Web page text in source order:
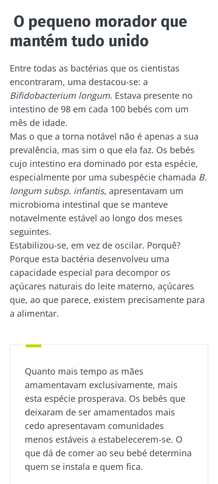
O pequeno morador que
mantém tudo unido
Entre todas as bactérias que os cientistas
encontraram, uma destacou-se: a
Bifidobacterium longum. Estava presente no
intestino de 98 em cada 100 bebés com um
mês de idade.
Mas o que a torna notável não é apenas a sua
prevalência, mas sim o que ela faz. Os bebés
cujo intestino era dominado por esta espécie,
especialmente por uma subespécie chamada B.
longum subsp. infantis, apresentavam um
microbioma intestinal que se manteve
notavelmente estável ao longo dos meses
seguintes.
Estabilizou-se, em vez de oscilar. Porquê?
Porque esta bactéria desenvolveu uma
capacidade especial para decompor os
açúcares naturais do leite materno, açúcares
que, ao que parece, existem precisamente para
a alimentar.
Quanto mais tempo as mães
amamentavam exclusivamente, mais
esta espécie prosperava. Os bebés que
deixaram de ser amamentados mais
cedo apresentavam comunidades
menos estáveis a estabelecerem-se. O
que dá de comer ao seu bebé determina
quem se instala e quem fica.